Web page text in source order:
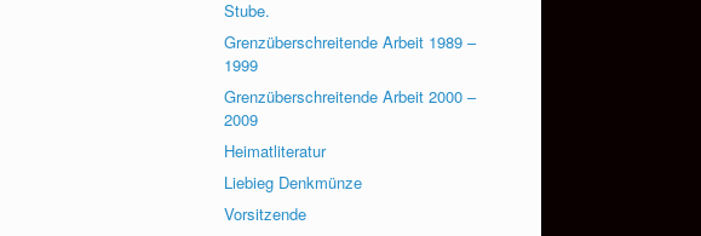
Stube.
Grenzüberschreitende Arbeit 1989 –
1999
Grenzüberschreitende Arbeit 2000 –
2009
Heimatliteratur
Liebieg Denkmünze
Vorsitzende